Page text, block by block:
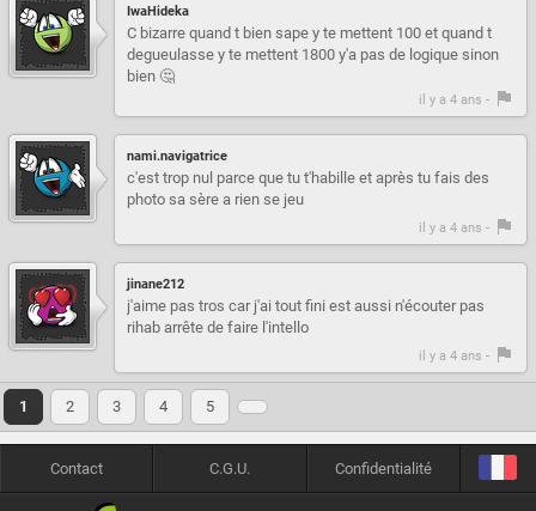
IwaHideka
C bizarre quand t bien sape y te mettent 100 et quand t
degueulasse y te mettent 1800 y'a pas de logique sinon
bien 🤔
il y a 4 ans -
nami.navigatrice
c'est trop nul parce que tu t'habille et après tu fais des
photo sa sère a rien se jeu
il y a 4 ans -
jinane212
j'aime pas tros car j'ai tout fini est aussi n'écouter pas
rihab arrête de faire l'intello
il y a 4 ans -
1 2 3 4 5
Contact C.G.U. Confidentialité